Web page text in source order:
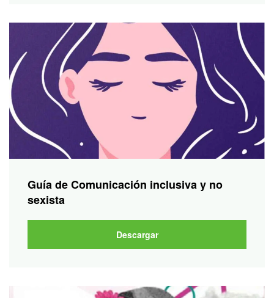
Guía de Comunicación inclusiva y no
sexista
Descargar